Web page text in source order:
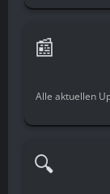
📰
Alle aktuellen
🔍